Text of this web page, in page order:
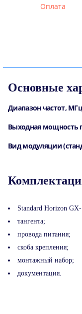
Оплата
Основные
Диапазон частот, МГц
Выходная мощность
Вид модуляции
Standard Horizon
тангента;
провода питания;
скоба крепления;
монтажный набор;
документация.